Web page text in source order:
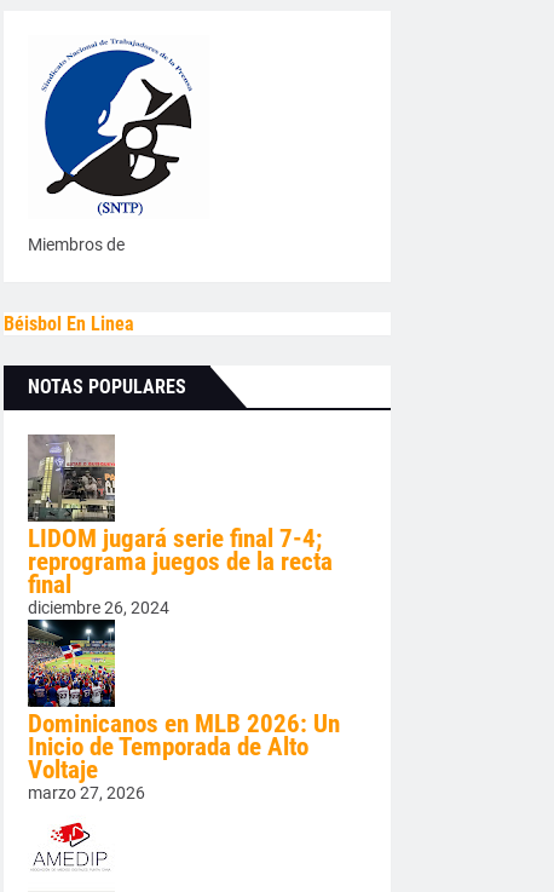
Miembros de
Béisbol En Linea
NOTAS POPULARES
LIDOM jugará serie final 7-4;
reprograma juegos de la recta
final
diciembre 26, 2024
Dominicanos en MLB 2026: Un
Inicio de Temporada de Alto
Voltaje
marzo 27, 2026